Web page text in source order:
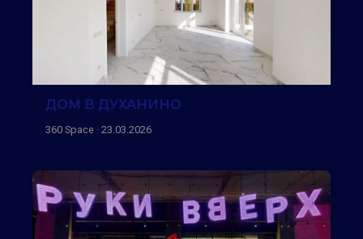
ДОМ В ДУХАНИНО
360 Space · 23.03.2026